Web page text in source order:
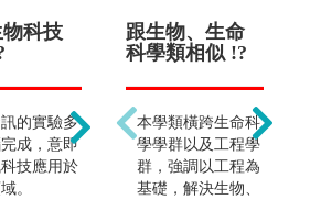
科技
的實驗多
成，意即
技應用於
。
需要學習艱深
的程式設計 !?
著重資訊方法的原
理運用，並熟練操
作資訊應用軟體即
可。
跟生物、生命
科學類相似 !?
本學類橫跨生命科
學學群以及工程學
群，強調以工程為
基礎，解決生物、